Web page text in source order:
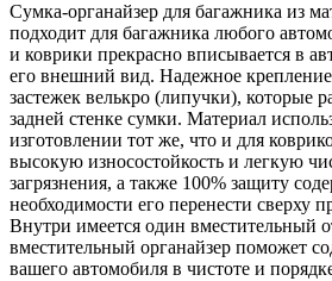
Сумка-органайзер для багажника из
подходит для багажника любого
и коврики прекрасно вписывается в
его внешний вид. Надежное крепление
застежек велькро (липучки), которые
задней стенке сумки. Материал
изготовлении тот же, что и для
высокую износостойкость и легкую
загрязнения, а также 100% защиту
необходимости его перенести сверху
Внутри имеется один вместительный
вместительный органайзер поможет
вашего автомобиля в чистоте и